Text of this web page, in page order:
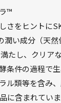
™
さをヒントに
い成分（天
たし、クリア
条件の過程で
ル類等を含み
に含まれてい